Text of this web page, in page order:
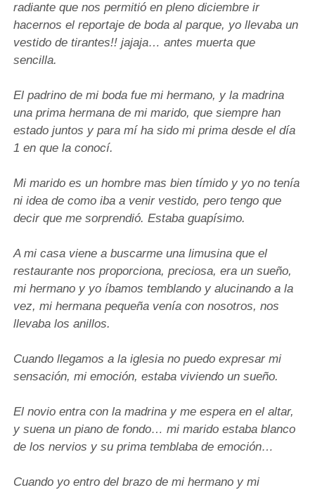
radiante que nos permitió en pleno diciembre ir
hacernos el reportaje de boda al parque, yo llevaba un
vestido de tirantes!! jajaja… antes muerta que
sencilla.
El padrino de mi boda fue mi hermano, y la madrina
una prima hermana de mi marido, que siempre han
estado juntos y para mí ha sido mi prima desde el día
1 en que la conocí.
Mi marido es un hombre mas bien tímido y yo no tenía
ni idea de como iba a venir vestido, pero tengo que
decir que me sorprendió. Estaba guapísimo.
A mi casa viene a buscarme una limusina que el
restaurante nos proporciona, preciosa, era un sueño,
mi hermano y yo íbamos temblando y alucinando a la
vez, mi hermana pequeña venía con nosotros, nos
llevaba los anillos.
Cuando llegamos a la iglesia no puedo expresar mi
sensación, mi emoción, estaba viviendo un sueño.
El novio entra con la madrina y me espera en el altar,
y suena un piano de fondo… mi marido estaba blanco
de los nervios y su prima temblaba de emoción…
Cuando yo entro del brazo de mi hermano y mi